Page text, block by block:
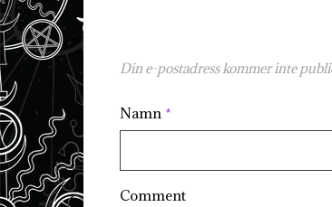
Din e-postadress kommer inte
Namn *
Comment